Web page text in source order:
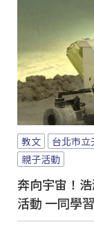
教文 台北市
親子活動
奔向宇宙！
活動 一同學